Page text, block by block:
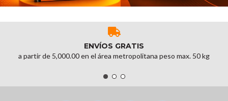
ENVÍOS GRATIS
a partir de 5,000.00 en el área metropolitana peso max. 50 kg